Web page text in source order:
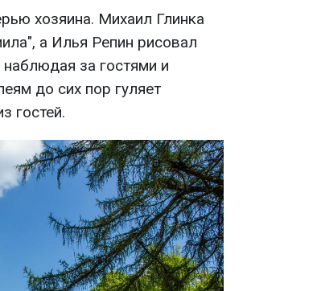
хозяина. Михаил Глинка
а Илья Репин рисовал
за гостями и
до сих пор гуляет
гостей.